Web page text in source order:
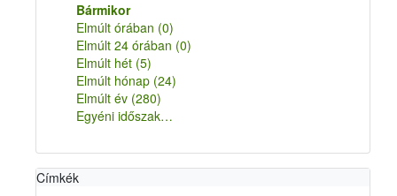
Bármikor
Elmúlt órában (0)
Elmúlt 24 órában (0)
Elmúlt hét (5)
Elmúlt hónap (24)
Elmúlt év (280)
Egyéni időszak…
Címkék